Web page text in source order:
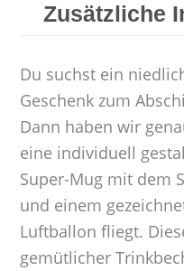
Zusätzliche
Du suchst ein
Geschenk zum
Dann haben wir
eine individuell
Super-Mug mit dem
und einem
Luftballon fliegt.
gemütlicher